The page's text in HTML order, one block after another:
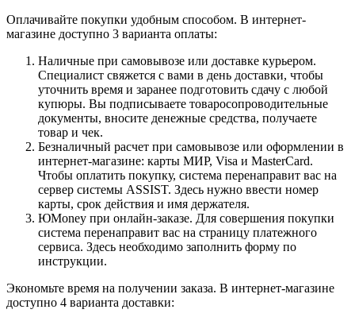
Оплачивайте покупки удобным способом. В интернет-
магазине доступно 3 варианта оплаты:
Наличные при самовывозе или доставке курьером.
Специалист свяжется с вами в день доставки, чтобы
уточнить время и заранее подготовить сдачу с любой
купюры. Вы подписываете товаросопроводительные
документы, вносите денежные средства, получаете
товар и чек.
Безналичный расчет при самовывозе или оформлении в
интернет-магазине: карты МИР, Visa и MasterCard.
Чтобы оплатить покупку, система перенаправит вас на
сервер системы ASSIST. Здесь нужно ввести номер
карты, срок действия и имя держателя.
ЮMoney при онлайн-заказе. Для совершения покупки
система перенаправит вас на страницу платежного
сервиса. Здесь необходимо заполнить форму по
инструкции.
Экономьте время на получении заказа. В интернет-магазине
доступно 4 варианта доставки: